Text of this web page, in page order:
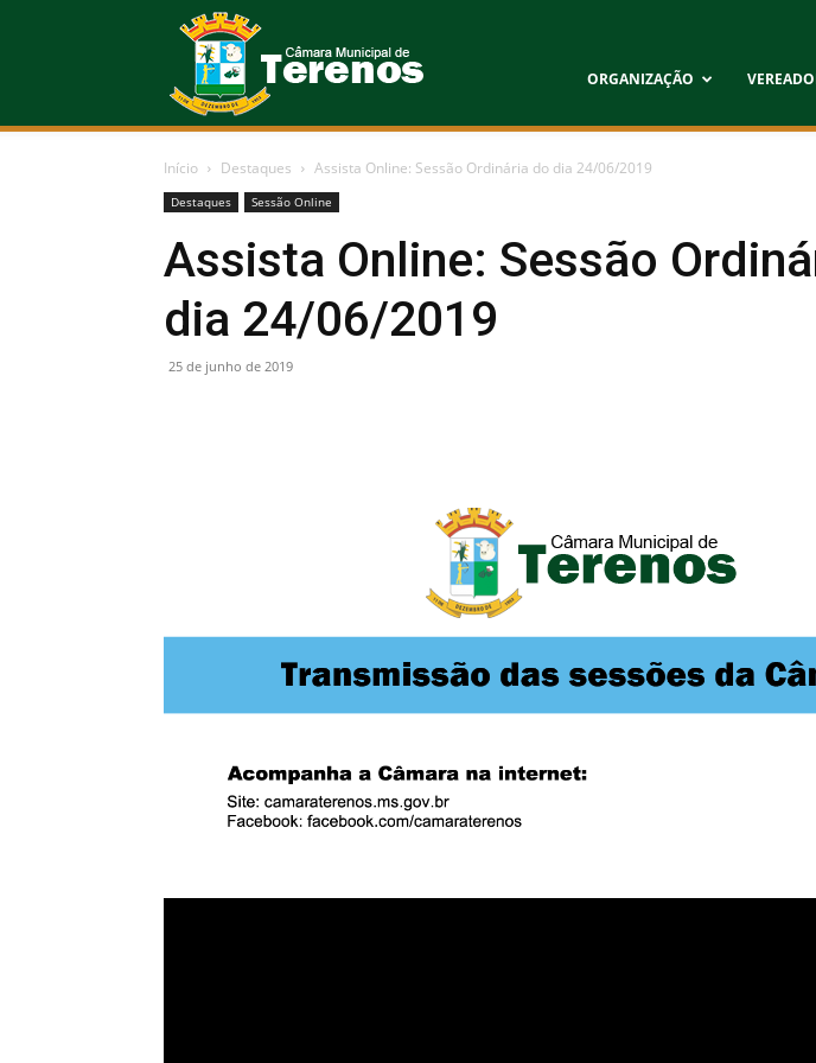
de
ORGANIZAÇÃO
Início Destaques Assista Online: Sessão Ordinária do dia 24/06/2019
Destaques Sessão Online
Assista Online: Sessão
dia 24/06/2019
25 de junho de 2019